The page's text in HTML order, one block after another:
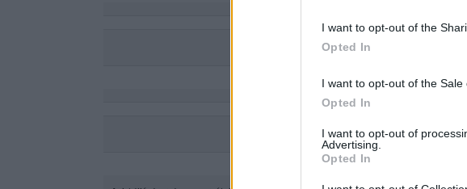
I want to opt-out of the
Opted In
I want to opt-out of the Sale
Opted In
I want to opt-out of
Advertising.
Opted In